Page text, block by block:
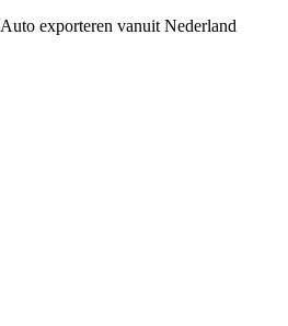
Auto exporteren vanuit Nederland